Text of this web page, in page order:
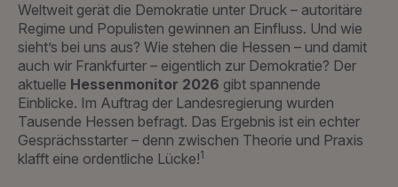
Weltweit gerät die Demokratie unter Druck – autoritäre
Regime und Populisten gewinnen an Einfluss. Und wie
sieht’s bei uns aus? Wie stehen die Hessen – und damit
auch wir Frankfurter – eigentlich zur Demokratie? Der
aktuelle Hessenmonitor 2026 gibt spannende
Einblicke. Im Auftrag der Landesregierung wurden
Tausende Hessen befragt. Das Ergebnis ist ein echter
Gesprächsstarter – denn zwischen Theorie und Praxis
klafft eine ordentliche Lücke!1